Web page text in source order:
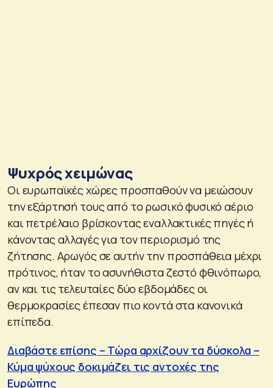
Ψυχρός χειμώνας
Οι ευρωπαϊκές χώρες προσπαθούν να μειώσουν
την εξάρτησή τους από το ρωσικό φυσικό αέριο
και πετρέλαιο βρίσκοντας εναλλακτικές πηγές ή
κάνοντας αλλαγές για τον περιορισμό της
ζήτησης. Αρωγός σε αυτήν την προσπάθεια μέχρι
πρότινος, ήταν το ασυνήθιστα ζεστό φθινόπωρο,
αν και τις τελευταίες δύο εβδομάδες οι
θερμοκρασίες έπεσαν πιο κοντά στα κανονικά
επίπεδα.
Διαβάστε επίσης – Τώρα αρχίζουν τα δύσκολα –
Κύμα ψύχους δοκιμάζει τις αντοχές της
Ευρώπης